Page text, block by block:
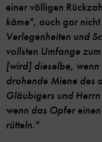
einer völligen
käme", auch gar nicht
Verlegenheiten und
vollsten Umfange
[wird] dieselbe,
drohende Miene des
Gläubigers und
wenn das Opfer
rütteln."